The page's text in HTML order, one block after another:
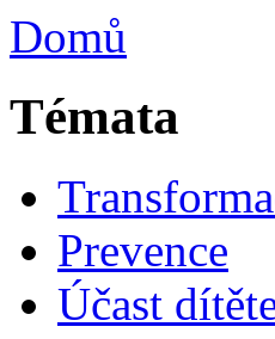
Domů
Témata
Prevence
Účast